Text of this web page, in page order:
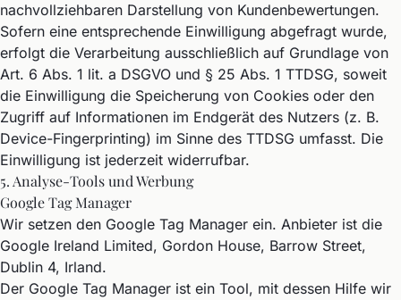
nachvollziehbaren Darstellung von Kundenbewertungen.
Sofern eine entsprechende Einwilligung abgefragt wurde,
erfolgt die Verarbeitung ausschließlich auf Grundlage von
Art. 6 Abs. 1 lit. a DSGVO und § 25 Abs. 1 TTDSG, soweit
die Einwilligung die Speicherung von Cookies oder den
Zugriff auf Informationen im Endgerät des Nutzers (z. B.
Device-Fingerprinting) im Sinne des TTDSG umfasst. Die
Einwilligung ist jederzeit widerrufbar.
5. Analyse-Tools und Werbung
Google Tag Manager
Wir setzen den Google Tag Manager ein. Anbieter ist die
Google Ireland Limited, Gordon House, Barrow Street,
Dublin 4, Irland.
Der Google Tag Manager ist ein Tool, mit dessen Hilfe wir